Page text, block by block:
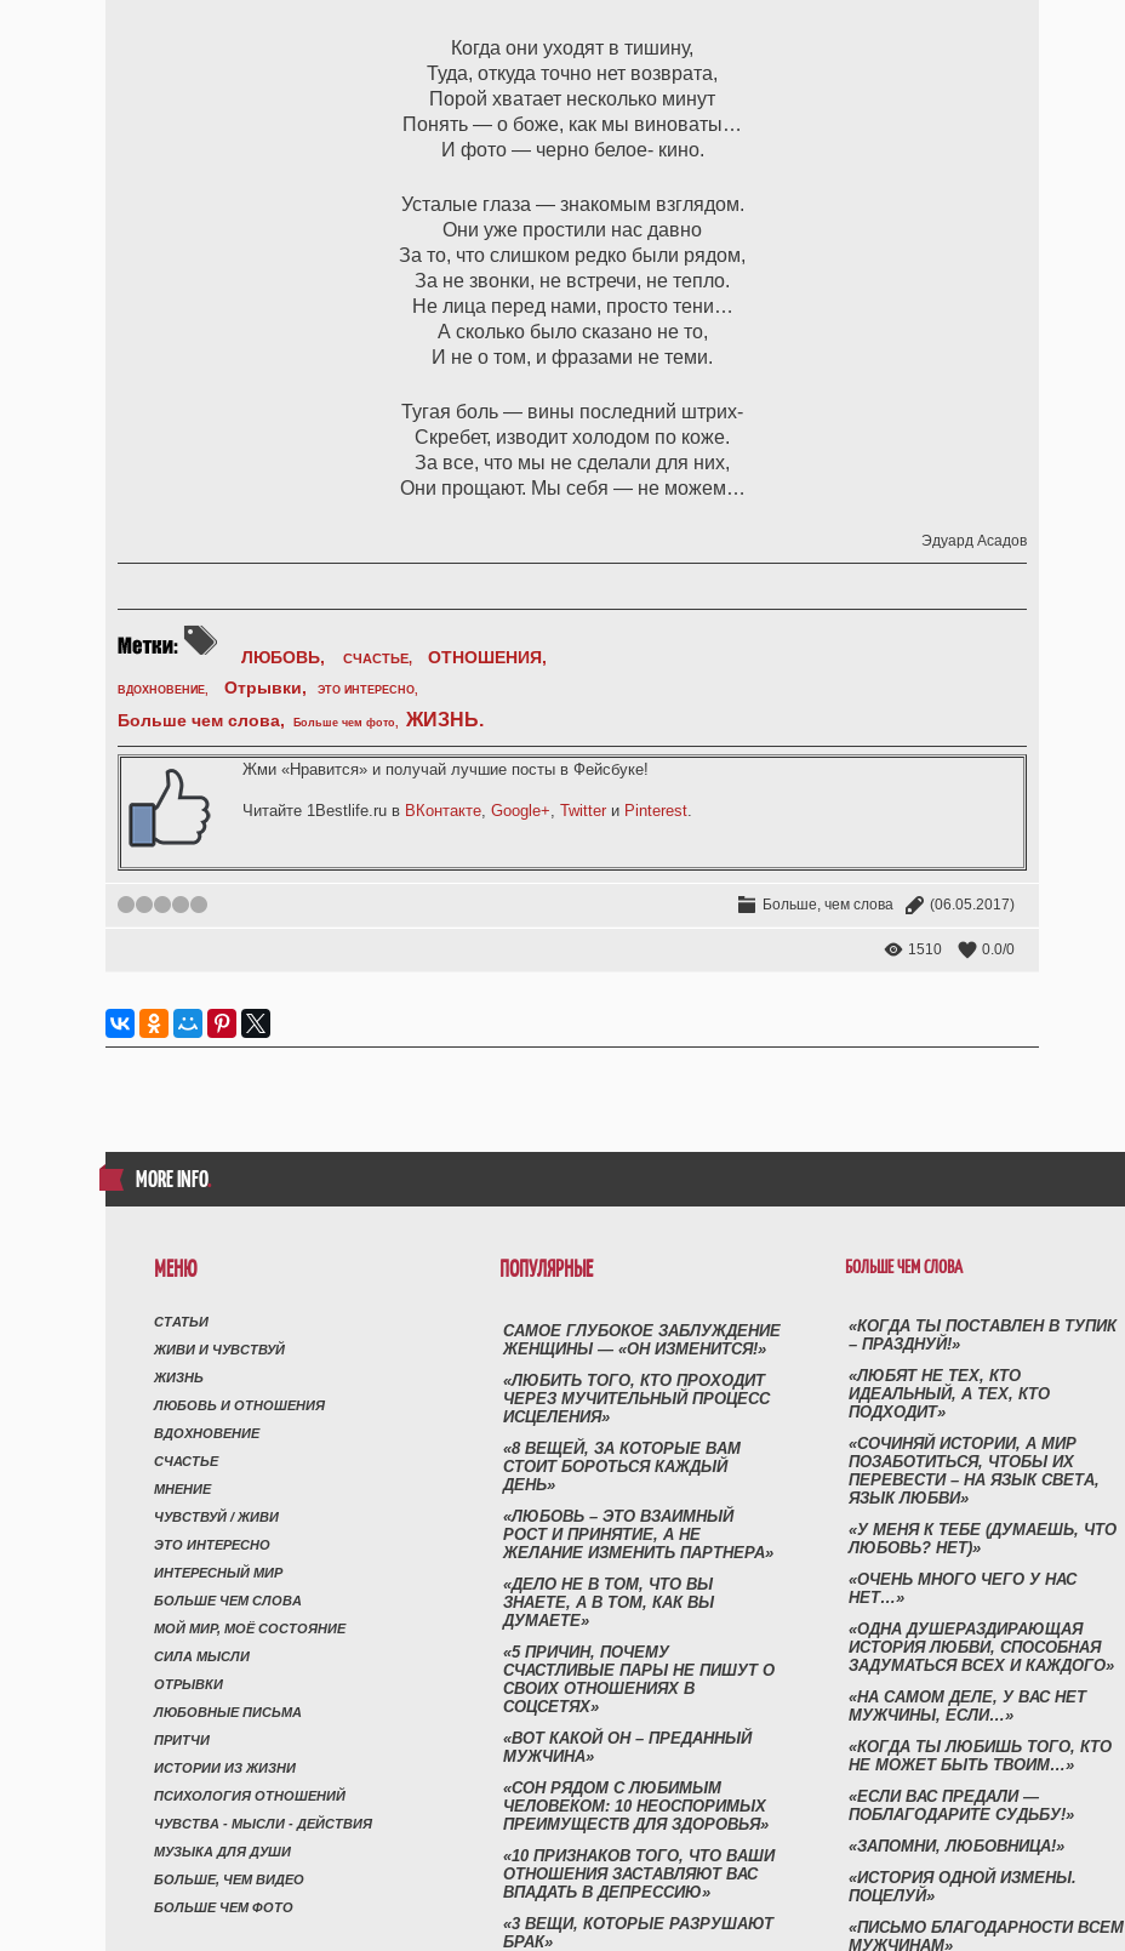
Когда они уходят в тишину,
Туда, откуда точно нет возврата,
Порой хватает несколько минут
Понять — о боже, как мы виноваты…
И фото — черно белое- кино.
Усталые глаза — знакомым взглядом.
Они уже простили нас давно
За то, что слишком редко были рядом,
За не звонки, не встречи, не тепло.
Не лица перед нами, просто тени…
А сколько было сказано не то,
И не о том, и фразами не теми.
Тугая боль — вины последний штрих-
Скребет, изводит холодом по коже.
За все, что мы не сделали для них,
Они прощают. Мы себя — не можем…
Эдуард Асадов
ЛЮБОВЬ, СЧАСТЬЕ, ОТНОШЕНИЯ,
ВДОХНОВЕНИЕ, Отрывки, ЭТО ИНТЕРЕСНО,
Больше чем слова, Больше чем фото, ЖИЗНЬ.
Жми «Нравится» и получай лучшие посты в Фейсбуке!
Читайте 1Bestlife.ru в ВКонтакте, Google+, Twitter и Pinterest.
1 2 3 4 Больше, чем слова (06.05.2017)
1510 0.0/0
MORE INFO.
МЕНЮ
СТАТЬИ
ЖИВИ И ЧУВСТВУЙ
ЖИЗНЬ
ЛЮБОВЬ И ОТНОШЕНИЯ
ВДОХНОВЕНИЕ
СЧАСТЬЕ
МНЕНИЕ
ЧУВСТВУЙ / ЖИВИ
ЭТО ИНТЕРЕСНО
ИНТЕРЕСНЫЙ МИР
БОЛЬШЕ ЧЕМ СЛОВА
МОЙ МИР, МОЁ СОСТОЯНИЕ
СИЛА МЫСЛИ
ОТРЫВКИ
ЛЮБОВНЫЕ ПИСЬМА
ПРИТЧИ
ИСТОРИИ ИЗ ЖИЗНИ
ПСИХОЛОГИЯ ОТНОШЕНИЙ
ЧУВСТВА - МЫСЛИ - ДЕЙСТВИЯ
МУЗЫКА ДЛЯ ДУШИ
БОЛЬШЕ, ЧЕМ ВИДЕО
БОЛЬШЕ ЧЕМ ФОТО
ПОПУЛЯРНЫЕ
САМОЕ ГЛУБОКОЕ ЗАБЛУЖДЕНИЕ
ЖЕНЩИНЫ — «ОН ИЗМЕНИТСЯ!»
«ЛЮБИТЬ ТОГО, КТО ПРОХОДИТ
ЧЕРЕЗ МУЧИТЕЛЬНЫЙ ПРОЦЕСС
ИСЦЕЛЕНИЯ»
«8 ВЕЩЕЙ, ЗА КОТОРЫЕ ВАМ
СТОИТ БОРОТЬСЯ КАЖДЫЙ
ДЕНЬ»
«ЛЮБОВЬ – ЭТО ВЗАИМНЫЙ
РОСТ И ПРИНЯТИЕ, А НЕ
ЖЕЛАНИЕ ИЗМЕНИТЬ ПАРТНЕРА»
«ДЕЛО НЕ В ТОМ, ЧТО ВЫ
ЗНАЕТЕ, А В ТОМ, КАК ВЫ
ДУМАЕТЕ»
«5 ПРИЧИН, ПОЧЕМУ
СЧАСТЛИВЫЕ ПАРЫ НЕ ПИШУТ О
СВОИХ ОТНОШЕНИЯХ В
СОЦСЕТЯХ»
«ВОТ КАКОЙ ОН – ПРЕДАННЫЙ
МУЖЧИНА»
«СОН РЯДОМ С ЛЮБИМЫМ
ЧЕЛОВЕКОМ: 10 НЕОСПОРИМЫХ
ПРЕИМУЩЕСТВ ДЛЯ ЗДОРОВЬЯ»
«10 ПРИЗНАКОВ ТОГО, ЧТО ВАШИ
ОТНОШЕНИЯ ЗАСТАВЛЯЮТ ВАС
ВПАДАТЬ В ДЕПРЕССИЮ»
«3 ВЕЩИ, КОТОРЫЕ РАЗРУШАЮТ
БРАК»
БОЛЬШЕ ЧЕМ СЛОВА
«КОГДА ТЫ ПОСТАВЛЕН В ТУПИК
– ПРАЗДНУЙ!»
«ЛЮБЯТ НЕ ТЕХ, КТО
ИДЕАЛЬНЫЙ, А ТЕХ, КТО
ПОДХОДИТ»
«СОЧИНЯЙ ИСТОРИИ, А МИР
ПОЗАБОТИТЬСЯ, ЧТОБЫ ИХ
ПЕРЕВЕСТИ – НА ЯЗЫК СВЕТА,
ЯЗЫК ЛЮБВИ»
«У МЕНЯ К ТЕБЕ (ДУМАЕШЬ, ЧТО
ЛЮБОВЬ? НЕТ)»
«ОЧЕНЬ МНОГО ЧЕГО У НАС
НЕТ…»
«ОДНА ДУШЕРАЗДИРАЮЩАЯ
ИСТОРИЯ ЛЮБВИ, СПОСОБНАЯ
ЗАДУМАТЬСЯ ВСЕХ И КАЖДОГО»
«НА САМОМ ДЕЛЕ, У ВАС НЕТ
МУЖЧИНЫ, ЕСЛИ…»
«КОГДА ТЫ ЛЮБИШЬ ТОГО, КТО
НЕ МОЖЕТ БЫТЬ ТВОИМ…»
«ЕСЛИ ВАС ПРЕДАЛИ —
ПОБЛАГОДАРИТЕ СУДЬБУ!»
«ЗАПОМНИ, ЛЮБОВНИЦА!»
«ИСТОРИЯ ОДНОЙ ИЗМЕНЫ.
ПОЦЕЛУЙ»
«ПИСЬМО БЛАГОДАРНОСТИ ВСЕМ
МУЖЧИНАМ»